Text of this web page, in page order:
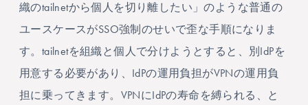
織のtailnetから個人を切り離したい」のような普通の
ユースケースがSSO強制のせいで歪な手順になりま
す。tailnetを組織と個人で分けようとすると、別IdPを
用意する必要があり、IdPの運用負担がVPNの運用負
担に乗ってきます。VPNにIdPの寿命を縛られる、と